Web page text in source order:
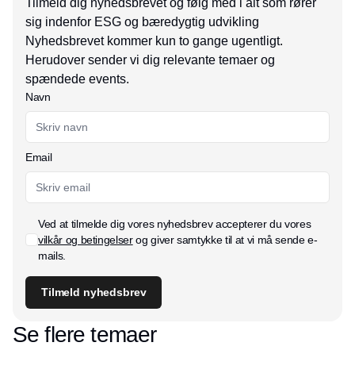
sig indenfor ESG og bæredygtig udvikling
Nyhedsbrevet kommer kun to gange ugentligt.
Herudover sender vi dig relevante temaer og
spændede events.
Navn
Email
Ved at tilmelde dig vores nyhedsbrev accepterer du vores
vilkår og betingelserog giver samtykke til at vi må sende e-
mails.
Tilmeld nyhedsbrev
Se flere temaer